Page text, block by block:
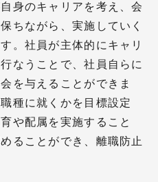
身のキャリアを考え、会
ちながら、実施していく
。社員が主体的にキャリ
なうことで、社員自らに
を与えることができま
種に就くかを目標設定
や配属を実施すること
ることができ、離職防止